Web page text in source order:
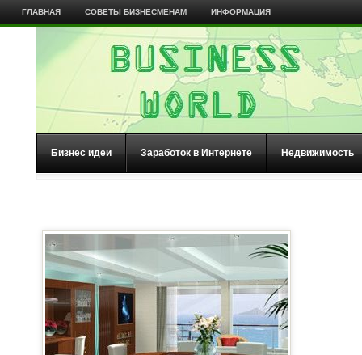
ГЛАВНАЯ СОВЕТЫ БИЗНЕСМЕНАМ ИНФОРМАЦИЯ
Бизнес идеи Заработок в Интернете Недвижимость